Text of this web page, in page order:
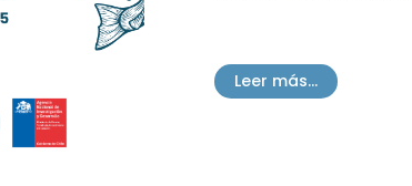
Leer más...